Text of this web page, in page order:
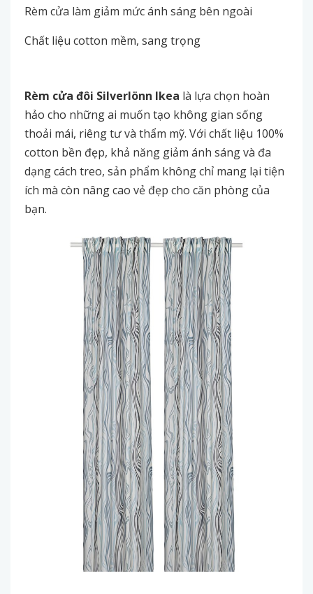
Rèm cửa làm giảm mức ánh sáng bên ngoài
Chất liệu cotton mềm, sang trọng
Rèm cửa đôi Silverlönn Ikea là lựa chọn hoàn
hảo cho những ai muốn tạo không gian sống
thoải mái, riêng tư và thẩm mỹ. Với chất liệu 100%
cotton bền đẹp, khả năng giảm ánh sáng và đa
dạng cách treo, sản phẩm không chỉ mang lại tiện
ích mà còn nâng cao vẻ đẹp cho căn phòng của
bạn.